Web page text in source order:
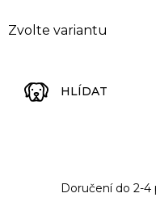
Zvolte variantu
HLÍDAT
Doručení do 2-4